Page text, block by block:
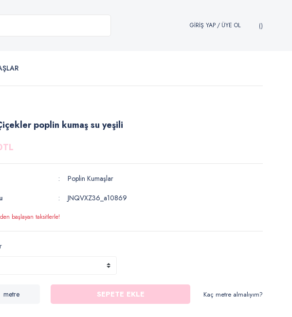
GİRİŞ YAP/ ÜYE OL
poplin kumaş su yeşili
Poplin Kumaşlar
JNQVXZ36_a10869
başlayan taksitlerle!
metre SEPETE EKLE Kaç metre almalıyım?